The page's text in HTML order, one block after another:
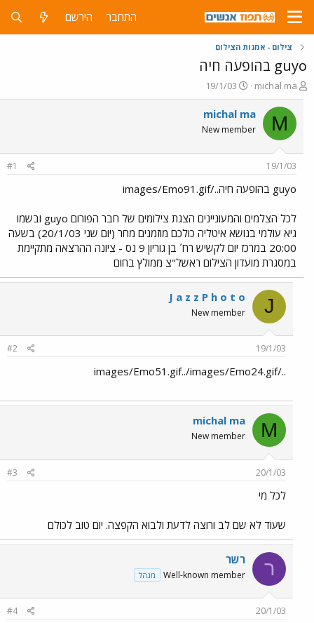
התחבר הירשם
צילום - אמנות הצילום
guyo בהופעה חיה
פ
ו
ת
ח
ה
ש
א
michal ma
פ
ו
ר
ם
ר
19/1/03
M
michal ma
New member
19/1/03
#1
guyo בהופעה חיה../images/Emo91.gif
לכל הצלמים והמעוניינים הצגת צילומים של חבר הפורום guyo ובשמו
גיא עולמי בנושא איטליה כולכם מוזמנים מחר (יום שני 20/1/03) בשעה
20:00 במרכז יום לקשיש רח´ בן גוריון 9 נס - ציונה ההרצאה מתקיימת
במסגרת מועדון הצילום ראשל"צ ממולץ בחום
J
J a z z P h o t o
New member
19/1/03
#2
../images/Emo51.gif../images/Emo24.gif
M
michal ma
New member
20/1/03
#3
לכל מי
שעוד לא שם לב ורוצה לדעת ולבוא הקפצה. יום טוב לכולם
ר רשר
Well-known member מנהל
20/1/03
#4